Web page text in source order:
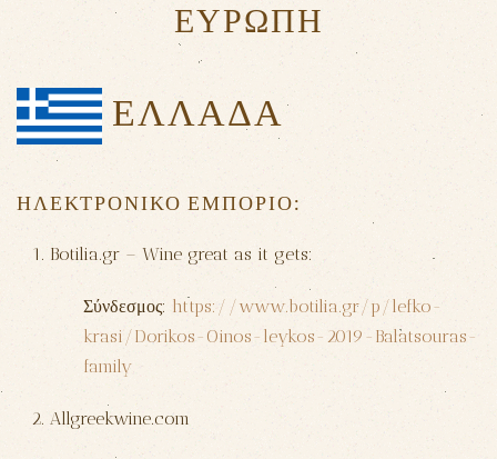
ΕΥΡΩΠΗ
ΕΛΛΑΔΑ
ΗΛΕΚΤΡΟΝΙΚΟ ΕΜΠΟΡΙΟ:
Botilia.gr – Wine great as it gets:
Σύνδεσμος: https://www.botilia.gr/p/lefko-
krasi/Dorikos-Oinos-leykos-2019-Balatsouras-
family
Allgreekwine.com